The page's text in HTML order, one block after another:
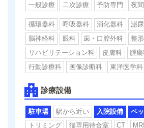
一般診療 二次診療 予防専門 夜
循環器科 呼吸器科 消化器科 泌
脳神経科
眼科 歯・口腔外科
整
リハビリテーション科
皮膚科 腫
行動診療科
画像診断科 東洋医学科
診療設備
駐車場 駅から近い 入院設備
ペ
トリミング
猫専用待合室 CT MRI